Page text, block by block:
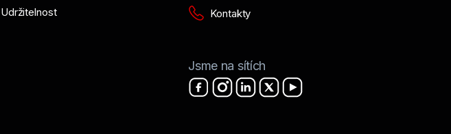
Udržitelnost Kontakty
Jsme na sítích